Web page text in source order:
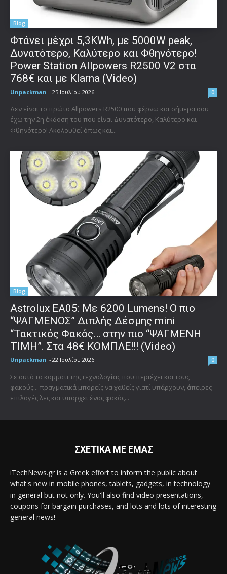
Blog
Φτάνει μέχρι 5,3KWh, με 5000W peak,
Δυνατότερο, Καλύτερο και Φθηνότερο!
Power Station Allpowers R2500 V2 στα
768€ και με Klarna (Video)
Unpackman - 25 Ιουλίου 2026 0
Δεν είναι το πρώτο Allpowers R2500 που φέρνω και σήμερα σου
έχω την 2η έκδοση του που είναι Δυνατότερο, Καλύτερο και
Φθηνότερο! Ακολουθεί όπως και...
Blog
Astrolux ΕΑ05: Με 6200 Lumens! Ο πιο
“ΨΑΓΜΕΝΟΣ” Διπλής Δέσμης mini
“Τακτικός Φακός… στην πιο “ΨΑΓΜΕΝΗ
ΤΙΜΗ”. Στα 48€ ΚΟΜΠΛΕ!!! (Video)
Unpackman - 22 Ιουλίου 2026 0
Σε αυτό το κομμάτι της τεχνολογίας που περιέχει και τους
φακούς... πραγματικά μπορείς να χαθείς γιατί υπάρχουν, άπειρες
επιλογές λες και υπάρχει ένας φακός...
ΣΧΕΤΙΚΑ ΜΕ ΕΜΑΣ
iTechNews.gr is a Greek effort to inform the public about
what's new in mobile phones, tablets, gadgets, in technology
in general but not only. You'll also find video presentations,
coupons for bargain purchases, and lots and lots of interesting
general news!